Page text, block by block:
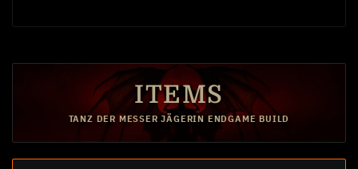
Wild und unauffällig
Verschleierung
ITEMS
TANZ DER MESSER JÄGERIN ENDGAME BUILD